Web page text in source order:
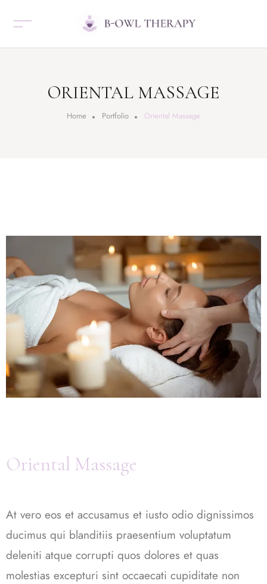
ORIENTAL MASSAGE
Home Portfolio Oriental Massage
Oriental Massage
At vero eos et accusamus et iusto odio dignissimos
ducimus qui blanditiis praesentium voluptatum
deleniti atque corrupti quos dolores et quas
molestias excepturi sint occaecati cupiditate non